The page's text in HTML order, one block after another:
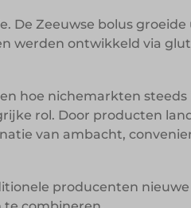
De Zeeuwse bolus
werden ontwikkeld via
hoe nichemarkten
rol. Door producten
van ambacht,
producenten